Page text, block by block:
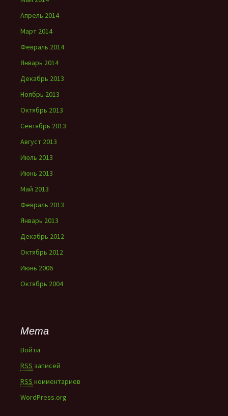
Апрель 2014
Март 2014
Февраль 2014
Январь 2014
Декабрь 2013
Ноябрь 2013
Октябрь 2013
Сентябрь 2013
Август 2013
Июль 2013
Июнь 2013
Май 2013
Февраль 2013
Январь 2013
Декабрь 2012
Октябрь 2012
Июнь 2006
Октябрь 2004
Мета
Войти
RSS записей
RSS комментариев
WordPress.org